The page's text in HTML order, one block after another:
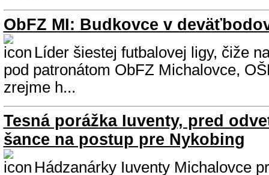
ObFZ MI: Budkovce v
Líder šiestej futbalovej ligy, čiže
pod patronátom ObFZ Michalovce,
zrejme h...
Tesná porážka Iuventy, pred
šance na postup pre Nykobing
Hádzanárky Iuventy Michalovce